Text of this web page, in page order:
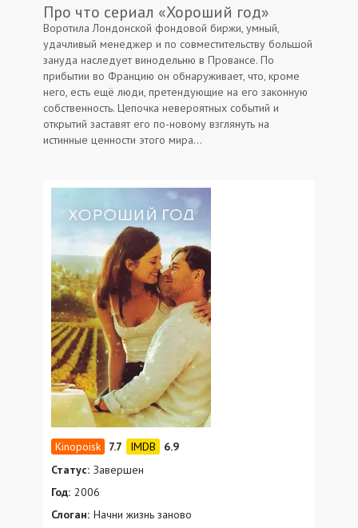
Про что сериал «Хороший год»
Воротила Лондонской фондовой биржи, умный,
удачливый менеджер и по совместительству большой
зануда наследует винодельню в Провансе. По
прибытии во Францию он обнаруживает, что, кроме
него, есть ещё люди, претендующие на его законную
собственность. Цепочка невероятных событий и
открытий заставят его по-новому взглянуть на
истинные ценности этого мира…
7.7
6.9
Статус: Завершен
Год: 2006
Слоган: Начни жизнь заново